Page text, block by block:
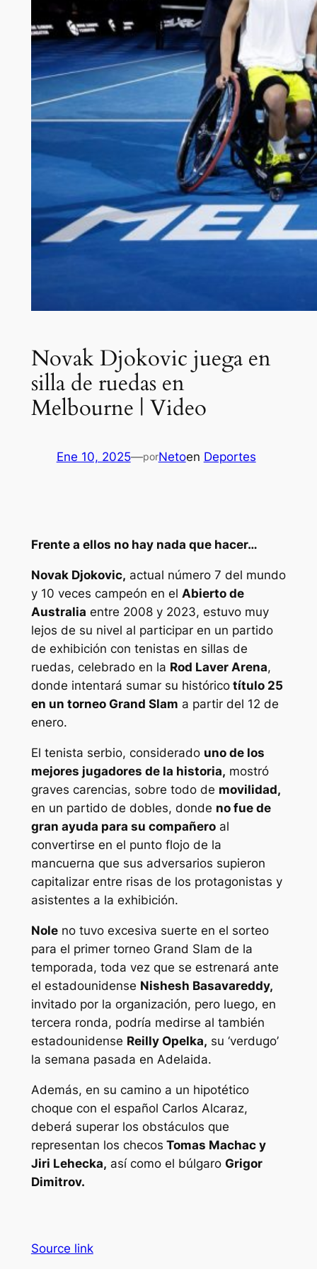
Novak Djokovic juega en
silla de ruedas en
Melbourne | Video
Ene 10, 2025—porNetoen Deportes
Frente a ellos no hay nada que hacer…
Novak Djokovic, actual número 7 del mundo
y 10 veces campeón en el Abierto de
Australia entre 2008 y 2023, estuvo muy
lejos de su nivel al participar en un partido
de exhibición con tenistas en sillas de
ruedas, celebrado en la Rod Laver Arena,
donde intentará sumar su históricotítulo 25
en un torneo Grand Slam a partir del 12 de
enero.
El tenista serbio, considerado uno de los
mejores jugadores de la historia, mostró
graves carencias, sobre todo de movilidad,
en un partido de dobles, donde no fue de
gran ayuda para su compañeroal
convertirse en el punto flojo de la
mancuerna que sus adversarios supieron
capitalizar entre risas de los protagonistas y
asistentes a la exhibición.
Noleno tuvo excesiva suerte en el sorteo
para el primer torneo Grand Slam de la
temporada, toda vez que se estrenará ante
el estadounidense Nishesh Basavareddy,
invitado por la organización, pero luego, en
tercera ronda, podría medirse al también
estadounidense Reilly Opelka, su ‘verdugo’
la semana pasada en Adelaida.
Además, en su camino a un hipotético
choque con el español Carlos Alcaraz,
deberá superar los obstáculos que
representan los checos Tomas Machac y
Jiri Lehecka, así como el búlgaro Grigor
Dimitrov.
Source link